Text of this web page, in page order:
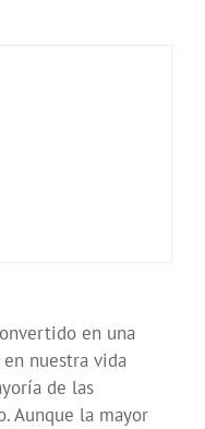
en una
nuestra vida
de las
Aunque la mayor